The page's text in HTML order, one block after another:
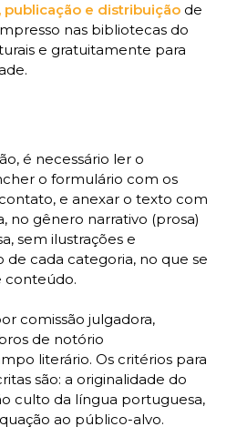
publicação e distribuição de
nas bibliotecas do
e gratuitamente para
é necessário ler o
o formulário com os
e anexar o texto com
no gênero narrativo (prosa)
sem ilustrações e
cada categoria, no que se
conteúdo.
comissão julgadora,
de notório
literário. Os critérios para
são: a originalidade do
culto da língua portuguesa,
ao público-alvo.